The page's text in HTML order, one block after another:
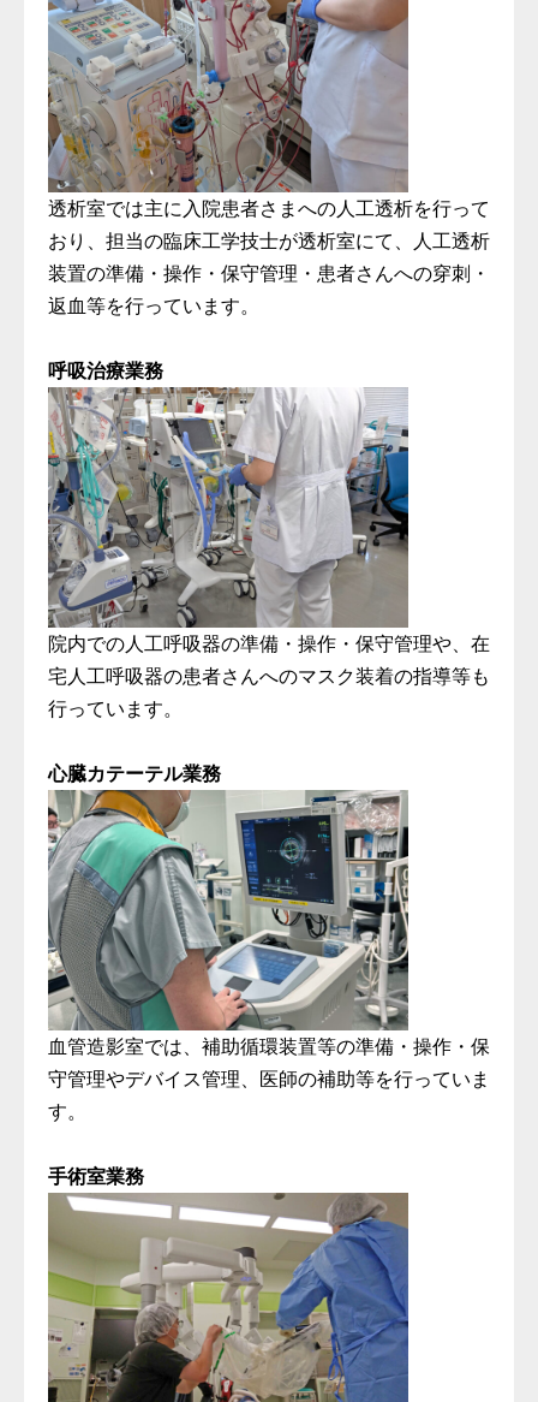
透析室では主に入院患者さまへの人工透析を行って
おり、担当の臨床工学技士が透析室にて、人工透析
装置の準備・操作・保守管理・患者さんへの穿刺・
返血等を行っています。
呼吸治療業務
院内での人工呼吸器の準備・操作・保守管理や、在
宅人工呼吸器の患者さんへのマスク装着の指導等も
行っています。
心臓カテーテル業務
血管造影室では、補助循環装置等の準備・操作・保
守管理やデバイス管理、医師の補助等を行っていま
す。
手術室業務